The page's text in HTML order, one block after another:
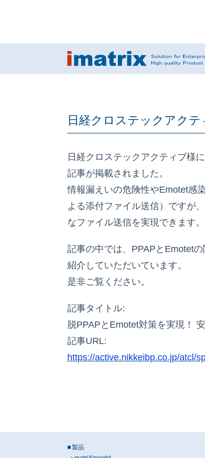
日経クロステックアク
日経クロステックアクティブ様
記事が掲載されました。
情報漏えいの危険性やEmotet感
よる添付ファイル送信）ですが
なファイル送信を実現できます。
記事の中では、PPAPとEmotet
紹介していただいています。
是非ご覧ください。
記事タイトル:
脱PPAPとEmotet対策を実現！
記事URL:
https://active.nikkeibp.co.jp/atcl/
製品